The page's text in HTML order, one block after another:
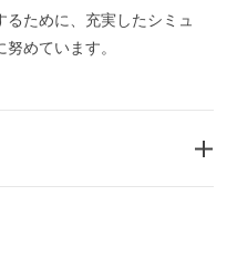
るために、充実したシミュ
めています。